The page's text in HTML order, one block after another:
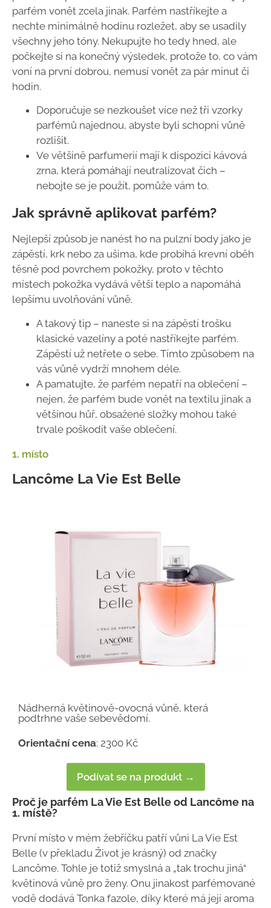
parfém vonět zcela jinak. Parfém nastříkejte a
nechte minimálně hodinu rozležet, aby se usadily
všechny jeho tóny. Nekupujte ho tedy hned, ale
počkejte si na konečný výsledek, protože to, co vám
voní na první dobrou, nemusí vonět za pár minut či
hodin.
Doporučuje se nezkoušet více než tři vzorky
parfémů najednou, abyste byli schopni vůně
rozlišit.
Ve většině parfumerií mají k dispozici kávová
zrna, která pomáhají neutralizovat čich –
nebojte se je použít, pomůže vám to.
Jak správně aplikovat parfém?
Nejlepší způsob je nanést ho na pulzní body jako je
zápěstí, krk nebo za ušima, kde probíhá krevní oběh
těsně pod povrchem pokožky, proto v těchto
místech pokožka vydává větší teplo a napomáhá
lepšímu uvolňování vůně.
A takový tip – naneste si na zápěstí trošku
klasické vazelíny a poté nastříkejte parfém.
Zápěstí už netřete o sebe. Tímto způsobem na
vás vůně vydrží mnohem déle.
A pamatujte, že parfém nepatří na oblečení –
nejen, že parfém bude vonět na textilu jinak a
většinou hůř, obsažené složky mohou také
trvale poškodit vaše oblečení.
1. místo
Lancôme La Vie Est Belle
Nádherná květinově-ovocná vůně, která
podtrhne vaše sebevědomí.
Orientační cena: 2300 Kč
Podívat se na produkt →
Proč je parfém La Vie Est Belle od Lancôme na
1. místě?
První místo v mém žebříčku patří vůni La Vie Est
Belle (v překladu Život je krásný) od značky
Lancôme. Tohle je totiž smyslná a „tak trochu jiná“
květinová vůně pro ženy. Onu jinakost parfémované
vodě dodává Tonka fazole, díky které má její aroma